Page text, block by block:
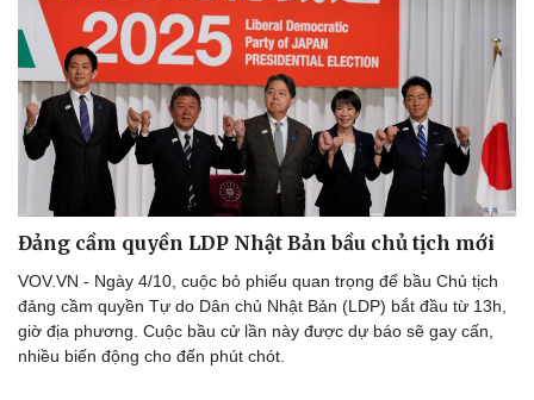
Đảng cầm quyền LDP Nhật Bản bầu chủ tịch mới
VOV.VN - Ngày 4/10, cuộc bỏ phiếu quan trọng để bầu Chủ tịch
đảng cầm quyền Tự do Dân chủ Nhật Bản (LDP) bắt đầu từ 13h,
giờ địa phương. Cuộc bầu cử lần này được dự báo sẽ gay cấn,
nhiều biến động cho đến phút chót.